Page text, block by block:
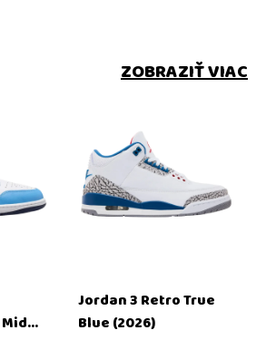
ZOBRAZIŤ VIAC
Jordan 3 Retro True
Blue (2026)